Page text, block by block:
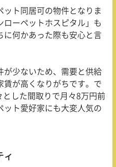
ット同居可の物件となりま
ローペットホスピタル」も
に何かあった際も安心と言
が少ないため、需要と供給
賃が高くなりがちです。で
した間取りで月々8万円前
ット愛好家にも大変人気の
ィ